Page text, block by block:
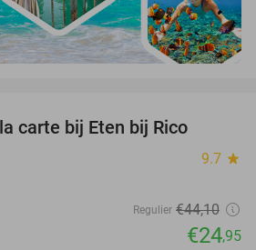
carte bij Eten bij Rico
9.7 star
Regulier €44,10
€24,95